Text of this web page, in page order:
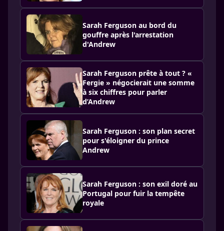
Sarah Ferguson au bord du
gouffre après l'arrestation
d'Andrew
Sarah Ferguson prête à tout ? «
Fergie » négocierait une somme
à six chiffres pour parler
d’Andrew
Sarah Ferguson : son plan secret
pour s'éloigner du prince
Andrew
Sarah Ferguson : son exil doré au
Portugal pour fuir la tempête
royale